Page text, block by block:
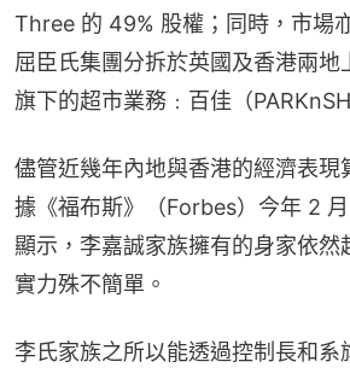
Three 的 49% 股權；同時，市場
屈臣氏集團分拆於英國及香港兩地
旗下的超市業務﹕百佳（
儘管近幾年內地與香港的經濟表現
據《福布斯》（Forbes）今年 2
顯示，李嘉誠家族擁有的身家依然
實力殊不簡單。
李氏家族之所以能透過控制長和系